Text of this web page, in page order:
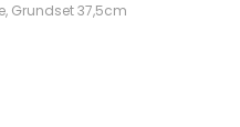
Grundset 37,5cm